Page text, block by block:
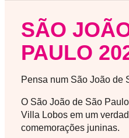
SÃO
PAULO
Pensa num São João de
O São João de São
Villa Lobos em um
comemorações juninas.